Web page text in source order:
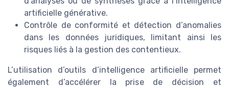
artificielle générative.
Contrôle de conformité et détection d’anomalies
dans les données juridiques, limitant ainsi les
risques liés à la gestion des contentieux.
L’utilisation d’outils d’intelligence artificielle permet
également d’accélérer la prise de décision et